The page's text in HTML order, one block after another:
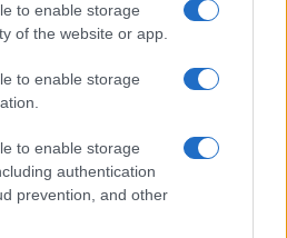
to enable storage
of the website or app.
to enable storage
to enable storage
authentication
prevention, and other